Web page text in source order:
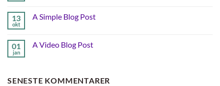
Just
A
Gallery
13
okt
A Simple Blog Post
A
01
jan
A Video Blog Post
Video
SENESTE KOMMENTARER